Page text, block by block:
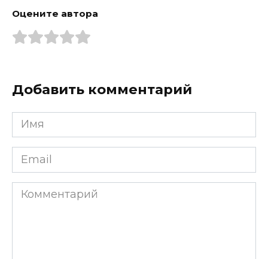
Оцените автора
Добавить комментарий
Имя
*
Email
*
Комментарий